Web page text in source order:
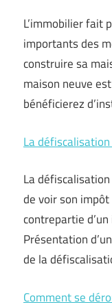
L’immobilier fait
importants des
construire sa
maison neuve
bénéficierez
La
La
de voir son
contrepartie
Présentation
de la
Comment se